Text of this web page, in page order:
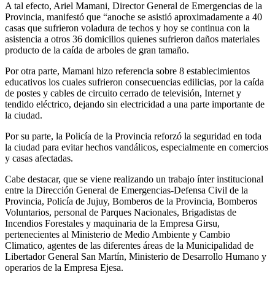
A tal efecto, Ariel Mamani, Director General de Emergencias de la
Provincia, manifestó que “anoche se asistió aproximadamente a 40
casas que sufrieron voladura de techos y hoy se continua con la
asistencia a otros 36 domicilios quienes sufrieron daños materiales
producto de la caída de arboles de gran tamaño.
Por otra parte, Mamani hizo referencia sobre 8 establecimientos
educativos los cuales sufrieron consecuencias edilicias, por la caída
de postes y cables de circuito cerrado de televisión, Internet y
tendido eléctrico, dejando sin electricidad a una parte importante de
la ciudad.
Por su parte, la Policía de la Provincia reforzó la seguridad en toda
la ciudad para evitar hechos vandálicos, especialmente en comercios
y casas afectadas.
Cabe destacar, que se viene realizando un trabajo ínter institucional
entre la Dirección General de Emergencias-Defensa Civil de la
Provincia, Policía de Jujuy, Bomberos de la Provincia, Bomberos
Voluntarios, personal de Parques Nacionales, Brigadistas de
Incendios Forestales y maquinaria de la Empresa Girsu,
pertenecientes al Ministerio de Medio Ambiente y Cambio
Climatico, agentes de las diferentes áreas de la Municipalidad de
Libertador General San Martín, Ministerio de Desarrollo Humano y
operarios de la Empresa Ejesa.